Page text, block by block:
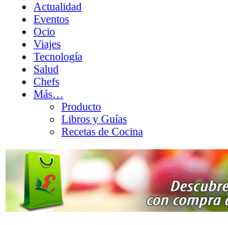
Actualidad
Eventos
Ocio
Viajes
Tecnología
Salud
Chefs
Más…
Producto
Libros y Guías
Recetas de Cocina